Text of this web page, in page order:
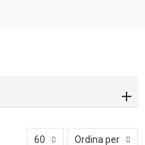
60 Ordina per